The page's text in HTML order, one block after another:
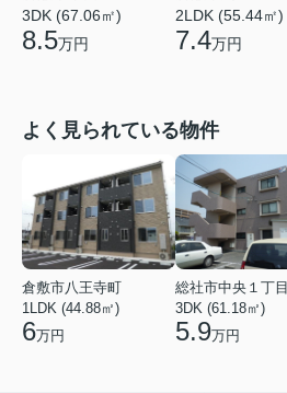
3DK (67.06㎡)
8.5万円
2LDK (55.44㎡)
7.4万円
よく見られている物件
倉敷市八王寺町
1LDK (44.88㎡)
6万円
総社市中央１丁目
3DK (61.18㎡)
5.9万円